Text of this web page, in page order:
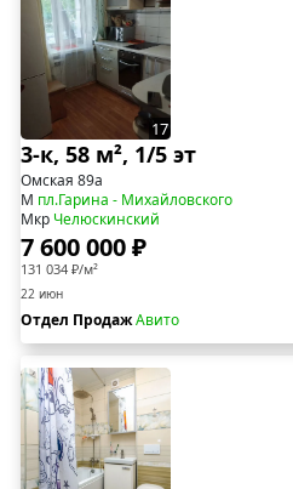
17
3-к, 58 м², 1/5 эт
Омская 89а
М пл.Гарина - Михайловского
Мкр Челюскинский
7 600 000 ₽
131 034 ₽/м²
22 июн
Отдел ПродажАвито